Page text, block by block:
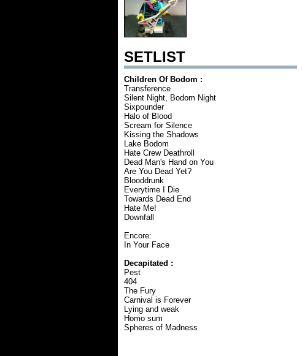
SETLIST
Children Of Bodom :
Transference
Silent Night, Bodom Night
Sixpounder
Halo of Blood
Scream for Silence
Kissing the Shadows
Lake Bodom
Hate Crew Deathroll
Dead Man's Hand on You
Are You Dead Yet?
Blooddrunk
Everytime I Die
Towards Dead End
Hate Me!
Downfall
Encore:
In Your Face
Decapitated :
Pest
404
The Fury
Carnival is Forever
Lying and weak
Homo sum
Spheres of Madness